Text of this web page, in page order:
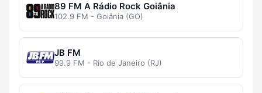
89 FM A Rádio Rock Goiânia
102.9 FM - Goiânia (GO)
JB FM
99.9 FM - Rio de Janeiro (RJ)